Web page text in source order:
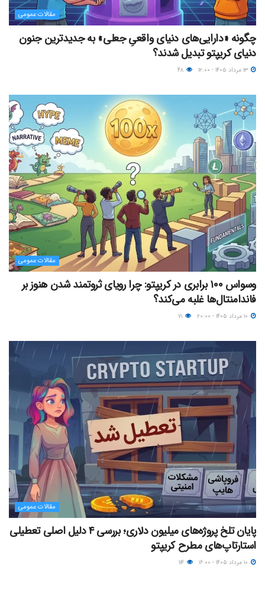
مقالات عمومی
چگونه «دارایی‌های دنیای واقعیِ جعلی» به جدیدترین جنون
دنیای کریپتو تبدیل شدند؟
مقالات عمومی
وسواس ۱۰۰ برابری در کریپتو: چرا رویای ثروتمند شدن هنوز بر
فاندامنتال‌ها غلبه می‌کند؟
مقالات عمومی
پایان تلخ پروژه‌های میلیون دلاری؛ بررسی ۴ دلیل اصلی تعطیلی
استارتاپ‌های مطرح کریپتو